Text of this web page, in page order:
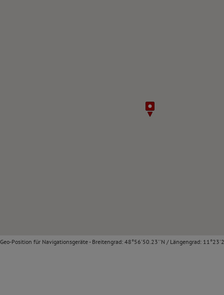
Geo-Position für Navigationsgeräte - Breitengrad: 48°56'50.23''N / Längengrad: